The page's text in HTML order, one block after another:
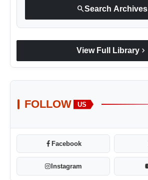
searchSearch Archives
View Full Library chevron_right
FOLLOW US
Facebook
Instagram